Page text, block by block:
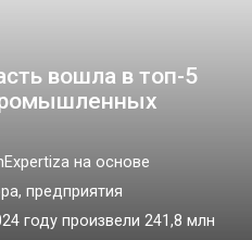
вошла в топ-5
на основе
предприятия
году произвели 241,8 млн